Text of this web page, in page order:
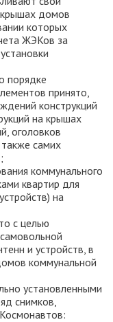
крышах домов
которых
ЖЭКов за
порядке
принято,
конструкций
на крышах
оголовков
самих
коммунального
квартир для
на
с целью
и устройств, в
коммунальной
установленными
снимков,